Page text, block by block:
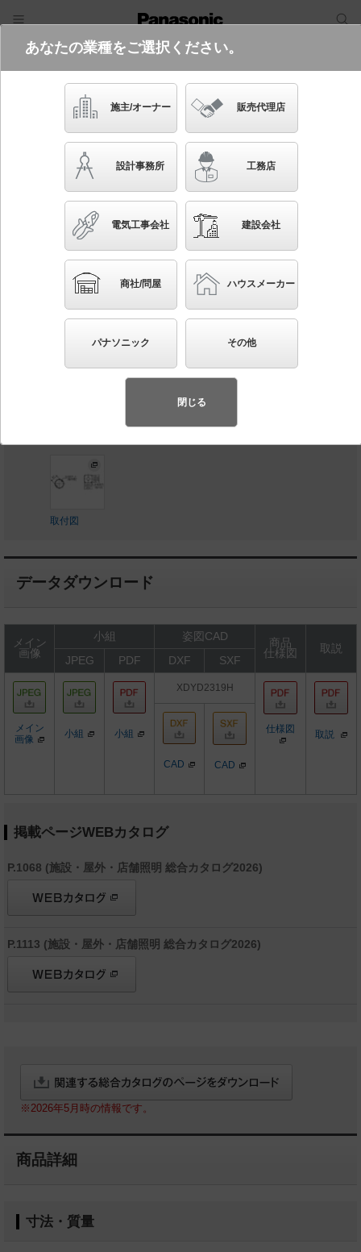
電気・建築設備（ビジネス）
フリーワード
品番・キーワード
かんたん照度計算
XDYD2319H
ベース式 ポール 街路灯用 φ76タイプ 3.5m
◆希望小売価格 243,400 円（税抜）
取付図
データダウンロード
メイン
画像
小組 姿図CAD
商品
仕様図
取説
JPEG
PDF DXF SXF
メイン
画像
小組 小組
XDYD2319H
仕様図 取説
CAD CAD
掲載ページWEBカタログ
P.1068 (施設・屋外・店舗照明 総合カタログ2026)
P.1113 (施設・屋外・店舗照明 総合カタログ2026)
※2026年5月時の情報です。
商品詳細
寸法・質量
あなたの業種をご選択ください。
施主/オーナー 販売代理店
設計事務所 工務店
電気工事会社 建設会社
商社/問屋 ハウスメーカー
パナソニック その他
閉じる